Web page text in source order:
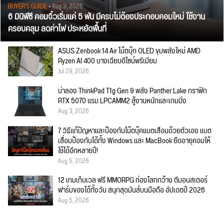
BUYER'S GUIDE• Aug 3, 2026
6 มินิพีซี คอมจิ๋วเริ่มแค่ 5 พัน มีครบไม่ต้องประกอบคอมใหม่ ใช้งาน
ครอบคลุม ลดค่าไฟ ประหยัดพื้นที่
ASUS Zenbook 14 Air โน้ตบุ๊ก OLED ขุมพลังใหม่ AMD
Ryzen AI 400 บางเฉียบดีไซน์พรีเมียม
Jul 29, 2026
น่าลอง ThinkPad T1g Gen 9 พลัง Panther Lake กราฟิก
RTX 5070 แรม LPCAMM2 สู้งานหนักและเกมมิ่ง
Aug 3, 2026
7 วิธีแก้ปัญหาและป้องกันโน๊ตบุ๊คแบตเสื่อมด้วยตัวเอง แบต
เสื่อมป้องกันได้ทั้ง Windows และ MacBook ยืดอายุคอมให้
ใช้ได้อีกหลายปี!
Aug 5, 2026
12 เกมเก็บเวล ฟรี MMORPG ท่องโลกกว้าง ตีมอนสเตอร์
ฟาร์มของได้ทั้งวัน สนุกสุดมันส์บนมือถือ อัปเดตปี 2026
Aug 5, 2026